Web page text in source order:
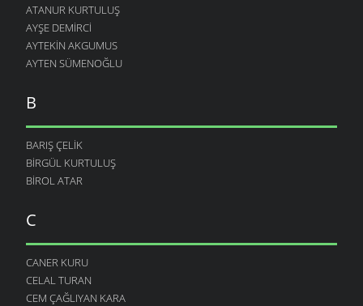
ATANUR KURTULUŞ
AYŞE DEMIRCI
AYTEKIN AKGUMUS
AYTEN SÜMENOĞLU
B
BARIŞ ÇELIK
BIRGÜL KURTULUŞ
BIROL ATAR
C
CANER KURU
CELAL TURAN
CEM ÇAĞLIYAN KARA